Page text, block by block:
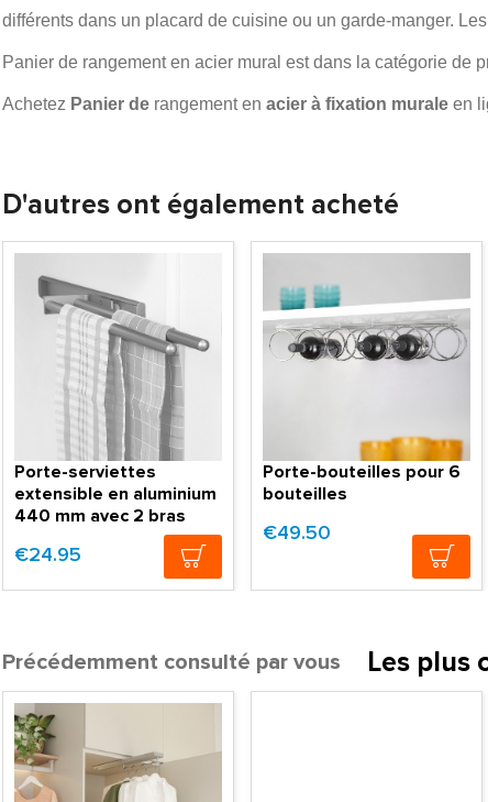
différents dans un placard de cuisine ou un garde-manger.
Panier de rangement en acier mural est dans la catégorie de
Achetez Panier de rangement en acier à fixation murale en
D'autres ont également acheté
Porte-serviettes
extensible en aluminium
440 mm avec 2 bras
€24.95
Porte-bouteilles pour 6
bouteilles
€49.50
Précédemment consulté par vous Les plus